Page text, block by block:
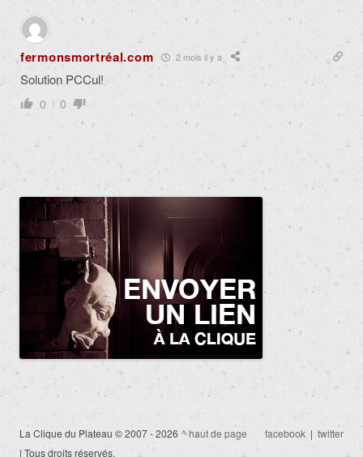
fermonsmortréal.com 2 mois il y a
Solution PCCul!
0 0
La Clique du Plateau © 2007 - 2026
| Tous droits réservés.
^ haut de page facebook | twitter